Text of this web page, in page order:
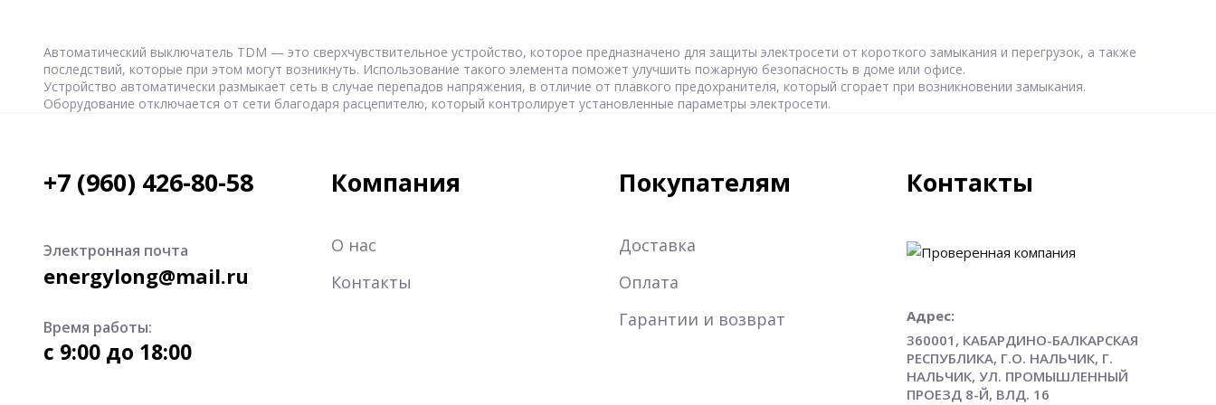
Автоматический выключатель TDM — это сверхчувствительное устройство, которое предназначено для защиты электросети от короткого замыкания и перегрузок, а также
последствий, которые при этом могут возникнуть. Использование такого элемента поможет улучшить пожарную безопасность в доме или офисе.
Устройство автоматически размыкает сеть в случае перепадов напряжения, в отличие от плавкого предохранителя, который сгорает при возникновении замыкания.
Оборудование отключается от сети благодаря расцепителю, который контролирует установленные параметры электросети.
+7 (960) 426-80-58
Электронная почта
energylong@mail.ru
Время работы:
c 9:00 до 18:00
Компания
О нас
Контакты
Покупателям
Доставка
Оплата
Гарантии и возврат
Контакты
Адрес:
360001, КАБАРДИНО-БАЛКАРСКАЯ
РЕСПУБЛИКА, Г.О. НАЛЬЧИК, Г.
НАЛЬЧИК, УЛ. ПРОМЫШЛЕННЫЙ
ПРОЕЗД 8-Й, ВЛД. 16